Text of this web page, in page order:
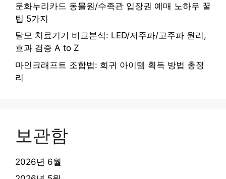
문화누리카드 동물원/수족관 입장권 예매 노하우 꿀
팁 5가지
탈모 치료기기 비교분석: LED/저주파/고주파 원리,
효과 검증 A to Z
마인크래프트 조합법: 희귀 아이템 획득 방법 총정
리
보관함
2026년 6월